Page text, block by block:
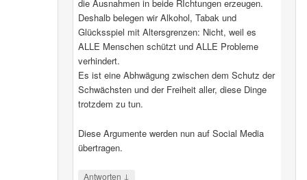
die Ausnahmen in beide RIchtungen erzeugen.
Deshalb belegen wir Alkohol, Tabak und
Glücksspiel mit Altersgrenzen: Nicht, weil es
ALLE Menschen schützt und ALLE Probleme
verhindert.
Es ist eine Abhwägung zwischen dem Schutz der
Schwächsten und der Freiheit aller, diese Dinge
trotzdem zu tun.
Diese Argumente werden nun auf Social Media
übertragen.
Antworten ↓